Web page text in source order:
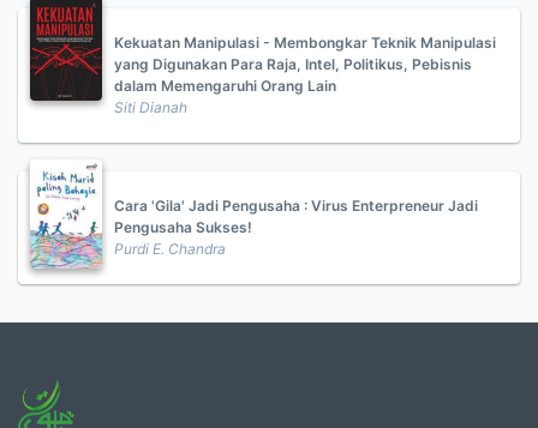
Kekuatan Manipulasi - Membongkar Teknik Manipulasi
yang Digunakan Para Raja, Intel, Politikus, Pebisnis
dalam Memengaruhi Orang Lain
Siti Dianah
Cara 'Gila' Jadi Pengusaha : Virus Enterpreneur Jadi
Pengusaha Sukses!
Purdi E. Chandra